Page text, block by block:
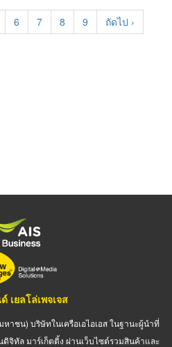
Page
6 Page
7 Page
8 Page
9
Next
page
ถัดไป ›
เยลโล่เพจเจส
าชน) บริษัทในเครือเอไอเอส ในฐานะผู้นำที่
ทัล มาร์เก็ตติ้ง ผ่านเว็บไซต์รวมสินค้าและ